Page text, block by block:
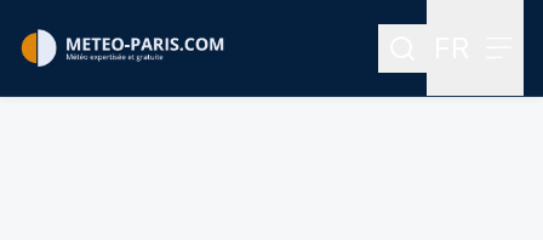
Rechercher